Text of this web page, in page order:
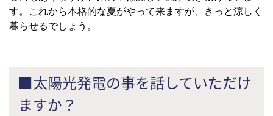
す。これから本格的な夏がやって来ますが、きっと涼しく
暮らせるでしょう。
■太陽光発電の事を話していただけ
ますか？